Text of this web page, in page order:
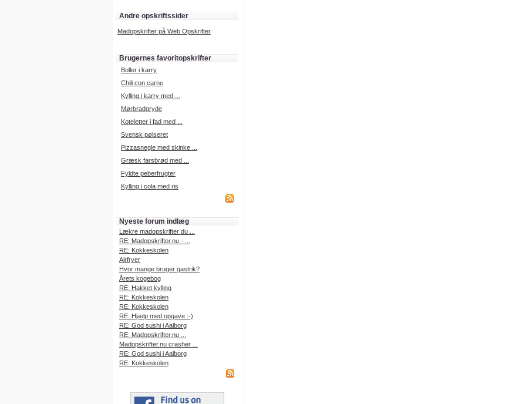
Andre opskriftssider
Madopskrifter på Web Opskrifter
Brugernes favoritopskrifter
Boller i karry
Chili con carne
Kylling i karry med ...
Mørbradgryde
Koteletter i fad med ...
Svensk pølseret
Pizzasnegle med skinke ...
Græsk farsbrød med ...
Fyldte peberfrugter
Kylling i cola med ris
Nyeste forum indlæg
Lækre madopskrifter du ...
RE: Madopskrifter.nu - ...
RE: Kokkeskolen
Airfryer
Hvor mange bruger gastrik?
Årets kogebog
RE: Hakket kylling
RE: Kokkeskolen
RE: Kokkeskolen
RE: Hjælp med opgave :-)
RE: God sushi i Aalborg
RE: Madopskrifter.nu ...
Madopskrifter.nu crasher ...
RE: God sushi i Aalborg
RE: Kokkeskolen